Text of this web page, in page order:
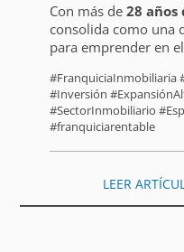
Con más de 28
consolida como una
para emprender en
#FranquiciaInmobiliaria
#Inversión
#SectorInmobiliario
#franquiciarentable
LEER